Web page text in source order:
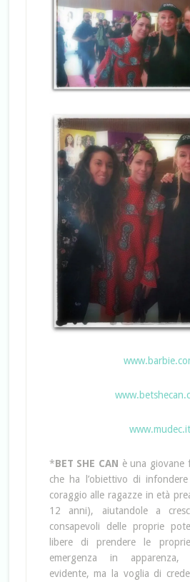
www.mudec.it
*BET SHE CAN è una giovane
che ha l’obiettivo di
coraggio alle ragazze in età
12 anni), aiutandole a
consapevoli delle proprie
libere di prendere le
emergenza in apparenza,
evidente, ma la voglia di